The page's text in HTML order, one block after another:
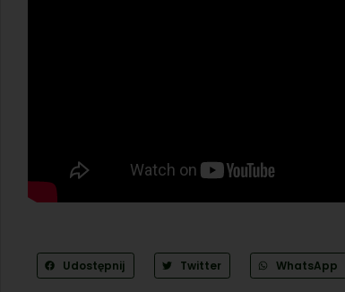
Udostępnij Twitter WhatsApp